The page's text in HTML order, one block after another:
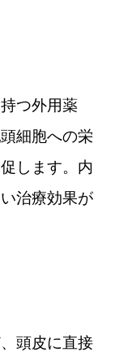
つ外用薬
細胞への栄
します。内
治療効果が
頭皮に直接